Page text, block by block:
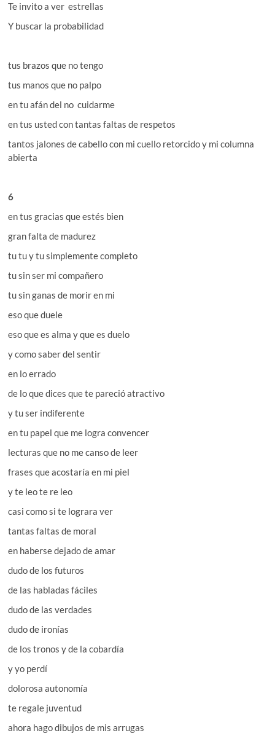
Te invito a ver estrellas
Y buscar la probabilidad
tus brazos que no tengo
tus manos que no palpo
en tu afán del no cuidarme
en tus usted con tantas faltas de respetos
tantos jalones de cabello con mi cuello retorcido y mi columna
abierta
6
en tus gracias que estés bien
gran falta de madurez
tu tu y tu simplemente completo
tu sin ser mi compañero
tu sin ganas de morir en mi
eso que duele
eso que es alma y que es duelo
y como saber del sentir
en lo errado
de lo que dices que te pareció atractivo
y tu ser indiferente
en tu papel que me logra convencer
lecturas que no me canso de leer
frases que acostaría en mi piel
y te leo te re leo
casi como si te lograra ver
tantas faltas de moral
en haberse dejado de amar
dudo de los futuros
de las habladas fáciles
dudo de las verdades
dudo de ironías
de los tronos y de la cobardía
y yo perdí
dolorosa autonomía
te regale juventud
ahora hago dibujos de mis arrugas